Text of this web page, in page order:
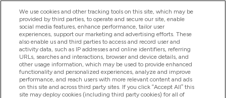
ヘルプ＆ガイド
商品について
会社概要
We use cookies and other tracking tools on this site, which may be
provided by third parties, to operate and secure our site, enable
social media features, enhance performance, tailor user
experiences, support our marketing and advertising efforts. These
also enable us and third parties to access and record user and
activity data, such as IP addresses and online identifiers, referring
URLs, searches and interactions, browser and device details, and
other usage information, which may be used to provide enhanced
functionality and personalized experiences, analyze and improve
performance, and reach users with more relevant content and ads
on this site and across third party sites. If you click “Accept All” this
site may deploy cookies (including third party cookies) for all of